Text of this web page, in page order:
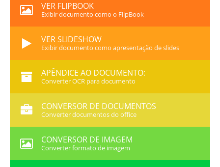
VER FLIPBOOK
Exibir documento como o FlipBook
VER SLIDESHOW
Exibir documento como apresentação de slides
APÊNDICE AO DOCUMENTO:
Converter OCR para documento
CONVERSOR DE DOCUMENTOS
Converter documentos do office
CONVERSOR DE IMAGEM
Converter formato de imagem